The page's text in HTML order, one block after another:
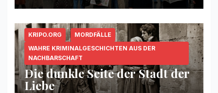
KRIPO.ORG
MORDFÄLLE
WAHRE KRIMINALGESCHICHTEN AUS DER
NACHBARSCHAFT
Die dunkle Seite der Stadt der
Liebe